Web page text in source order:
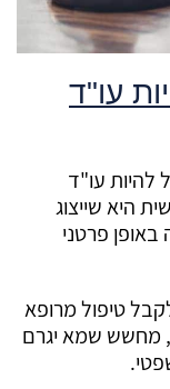
עו"ד
להיות עו"ד
היא שייצוג
פרטני
טיפול מרופא
מחשש שמא יגרם